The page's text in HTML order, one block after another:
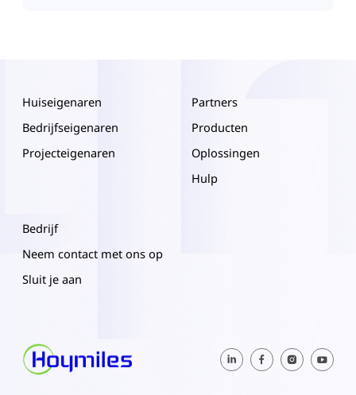
Huiseigenaren
Bedrijfseigenaren
Projecteigenaren
Partners
Producten
Oplossingen
Hulp
Bedrijf
Neem contact met ons op
Sluit je aan